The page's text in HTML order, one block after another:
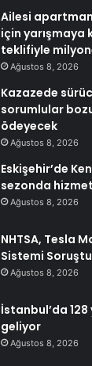
Ailesi
için yarışmaya
teklifiyle
Ağustos 8, 2026
Kazazede
sorumlular
ödeyecek
Ağustos 8, 2026
Eskişehir’de
sezonda
Ağustos 8, 2026
NHTSA, Tesla
Sistemi
Ağustos 8, 2026
İstanbul’da
geliyor
Ağustos 8, 2026